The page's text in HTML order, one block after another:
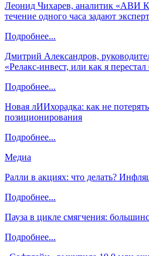
Леонид Чихарев, аналитик «АВИ
течение одного часа задают
Подробнее...
Дмитрий Александров,
«Релакс-инвест, или как я
Подробнее...
Новая лИИхорадка: как не
позиционирования
Подробнее...
Медиа
Ралли в акциях: что делать?
Подробнее...
Пауза в цикле смягчения:
Подробнее...